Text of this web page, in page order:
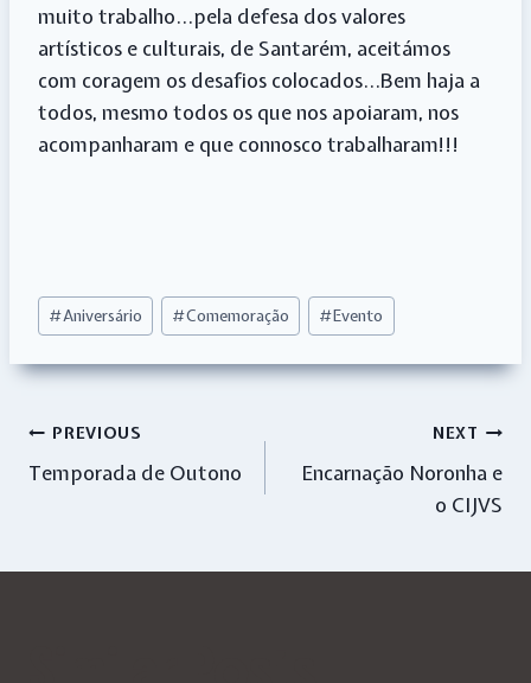
muito trabalho…pela defesa dos valores
artísticos e culturais, de Santarém, aceitámos
com coragem os desafios colocados…Bem haja a
todos, mesmo todos os que nos apoiaram, nos
acompanharam e que connosco trabalharam!!!
Post
Tags:
#Aniversário #Comemoração #Evento
Navegação
de
artigos
PREVIOUS
Temporada de Outono
NEXT
Encarnação Noronha e
o CIJVS